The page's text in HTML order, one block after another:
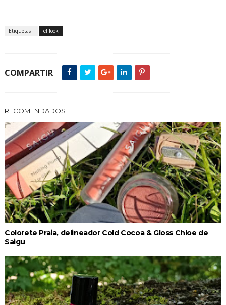
Etiquetas : el look
COMPARTIR
RECOMENDADOS
Colorete Praia, delineador Cold Cocoa & Gloss Chloe de
Saigu